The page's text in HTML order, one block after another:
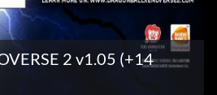
2 v1.05 (+14